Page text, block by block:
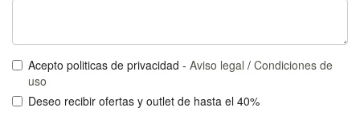
Acepto politicas de privacidad - Aviso legal / Condiciones de
uso
Deseo recibir ofertas y outlet de hasta el 40%